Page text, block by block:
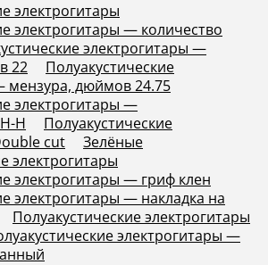
электрогитары
электрогитары — количество
электрогитары —
22
Полуакустические
мензура, дюймов 24.75
электрогитары —
H
Полуакустические
cut
Зелёные
электрогитары
электрогитары — гриф клен
электрогитары — накладка на
Полуакустические электрогитары
электрогитары —